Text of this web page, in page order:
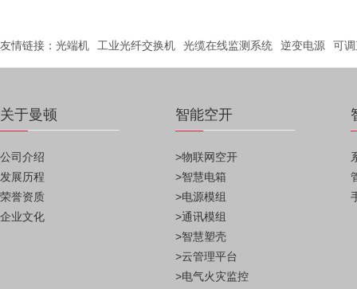
友情链接： 光端机 工业光纤交换机 光缆在线监测系统 逆变电源 可
关于曼顿
公司介绍
发展历程
荣誉资质
企业文化
智能空开
>物联网空开
>智慧电箱
>电源模组
>通讯模组
>智慧塑壳
>云管理平台
>电气火灾监控